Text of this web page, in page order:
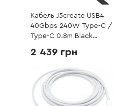
Кабель J5create USB4
40Gbps 240W Type-C /
Type-C 0.8m Black
2 439 грн